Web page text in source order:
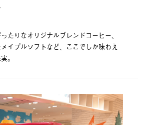
たりなオリジナルブレンドコーヒー、
イプルソフトなど、ここでしか味わえ
。